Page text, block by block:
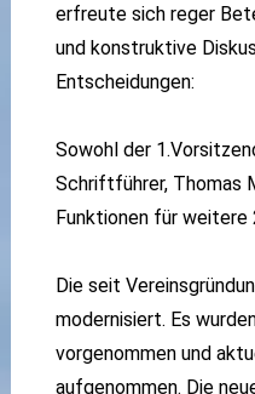
erfreute sich reger
und konstruktive
Entscheidungen:
Sowohl der
Schriftführer, Thomas
Funktionen für weitere
Die seit
modernisiert. Es
vorgenommen und
aufgenommen. Die